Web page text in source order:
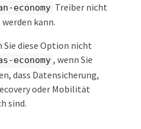
economy Treiber nicht
kann.
Sie diese Option nicht
economy , wenn Sie
dass Datensicherung,
oder Mobilität
sind.